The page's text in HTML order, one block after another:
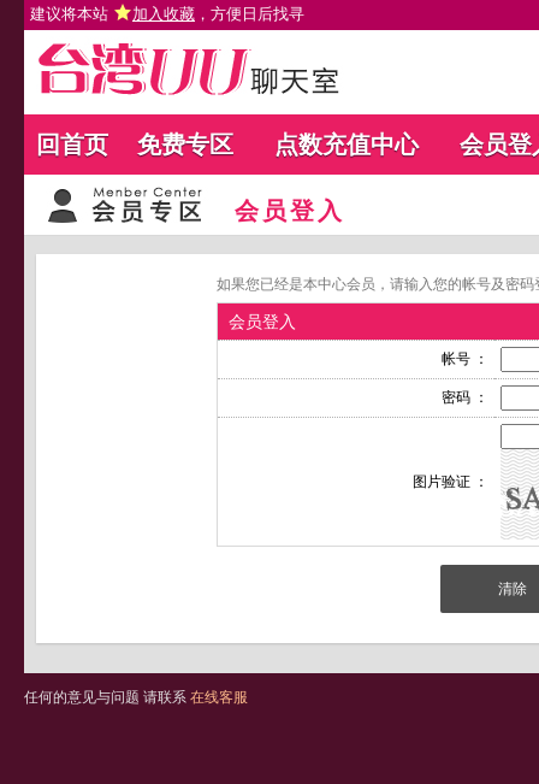
建议将本站 加入收藏 ，方便日后找寻
回首页 免费专区 点数充值中心 会员登
会员登入
如果您已经是本中心会员，请输入您的帐号及密
会员登入
帐号 ：
密码 ：
图片验证 ：
任何的意见与问题 请联系 在线客服